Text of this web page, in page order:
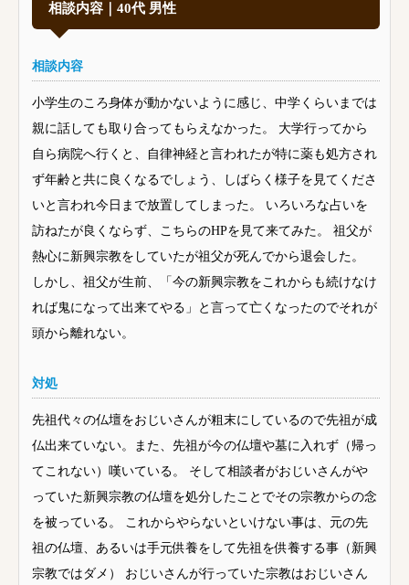
相談内容｜40代 男性
相談内容
小学生のころ身体が動かないように感じ、中学くらいまでは
親に話しても取り合ってもらえなかった。 大学行ってから
自ら病院へ行くと、自律神経と言われたが特に薬も処方され
ず年齢と共に良くなるでしょう、しばらく様子を見てくださ
いと言われ今日まで放置してしまった。 いろいろな占いを
訪ねたが良くならず、こちらのHPを見て来てみた。 祖父が
熱心に新興宗教をしていたが祖父が死んでから退会した。
しかし、祖父が生前、「今の新興宗教をこれからも続けなけ
れば鬼になって出来てやる」と言って亡くなったのでそれが
頭から離れない。
対処
先祖代々の仏壇をおじいさんが粗末にしているので先祖が成
仏出来ていない。また、先祖が今の仏壇や墓に入れず（帰っ
てこれない）嘆いている。 そして相談者がおじいさんがや
っていた新興宗教の仏壇を処分したことでその宗教からの念
を被っている。 これからやらないといけない事は、元の先
祖の仏壇、あるいは手元供養をして先祖を供養する事（新興
宗教ではダメ） おじいさんが行っていた宗教はおじいさん